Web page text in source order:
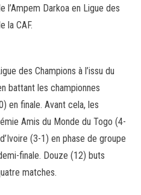
l’Ampem Darkoa en Ligue des
la CAF.
des Champions à l’issu du
battant les championnes
en finale. Avant cela, les
Amis du Monde du Togo (4-
(3-1) en phase de groupe
finale. Douze (12) buts
matches.